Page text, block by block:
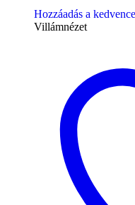
Hozzáadás a
Villámnézet